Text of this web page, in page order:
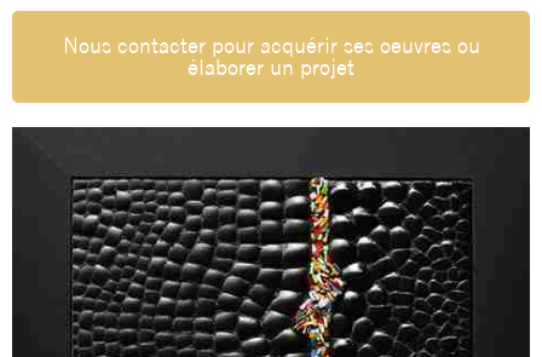
Nous contacter pour acquérir ses oeuvres ou
élaborer un projet